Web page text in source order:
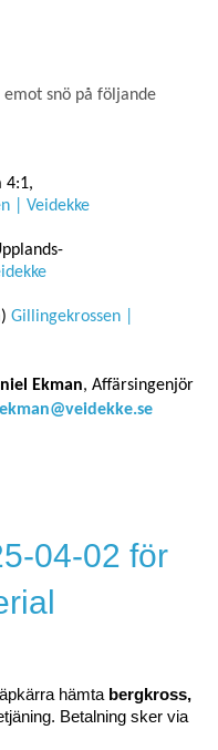
snö på följande
4:1,
| Veidekke
Gillingekrossen |
Ekman, Affärsingenjör
04-02 för
hämta bergkross,
Betalning sker via